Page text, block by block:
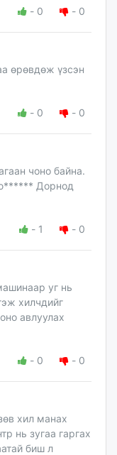
- 0 - 0
өрөвдөж үзсэн
- 0 - 0
чоно байна.
ю****** Дорнод
- 1 - 0
уг нь
хилчдийг
авлуулах
- 0 - 0
хил манах
нь зугаа гаргах
биш л